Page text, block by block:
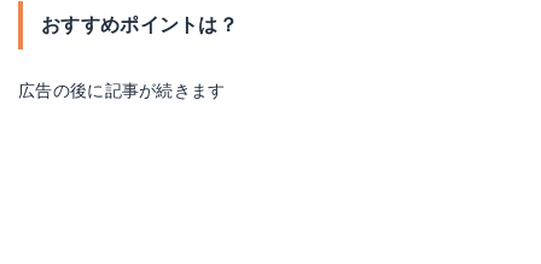
おすすめポイントは？
広告の後に記事が続きます